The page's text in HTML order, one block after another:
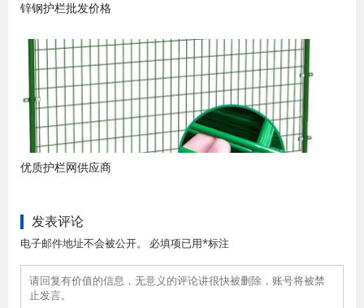
锌钢护栏批发价格
优质护栏网供应商
发表评论
电子邮件地址不会被公开。 必填项已用*标注